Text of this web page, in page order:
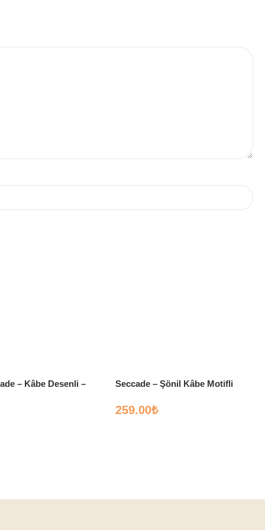
– Kâbe Desenli –
Seccade – Şönil Kâbe Motifli
259.00₺